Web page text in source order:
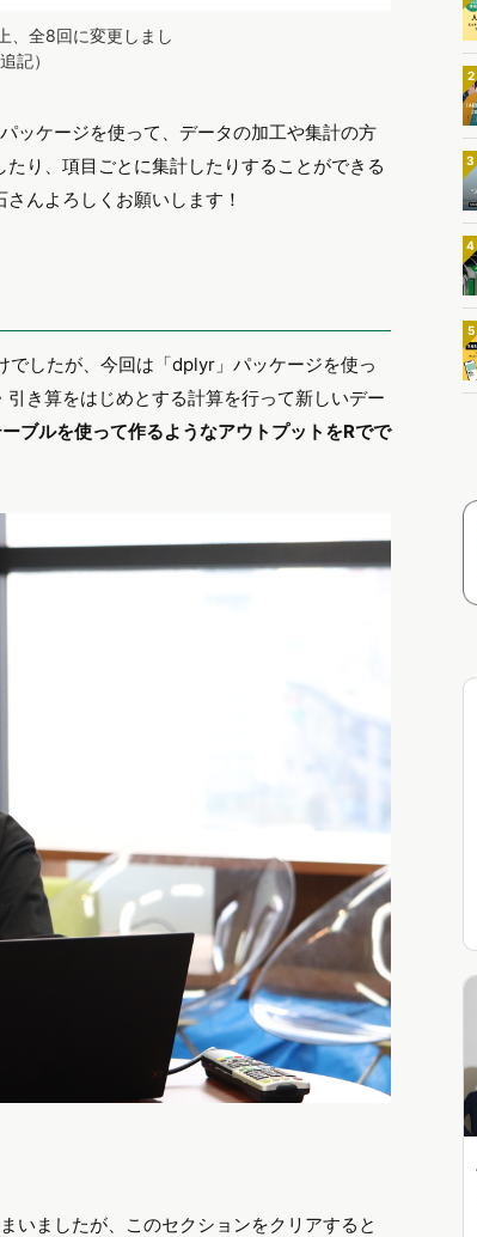
、全8回に変更しまし
記）
ッケージを使って、データの加工や集計の方
り、項目ごとに集計したりすることができる
んよろしくお願いします！
でしたが、今回は「dplyr」パッケージを使っ
き算をはじめとする計算を行って新しいデー
ブルを使って作るようなアウトプットをRでで
いましたが、このセクションをクリアすると
2
3
4
5